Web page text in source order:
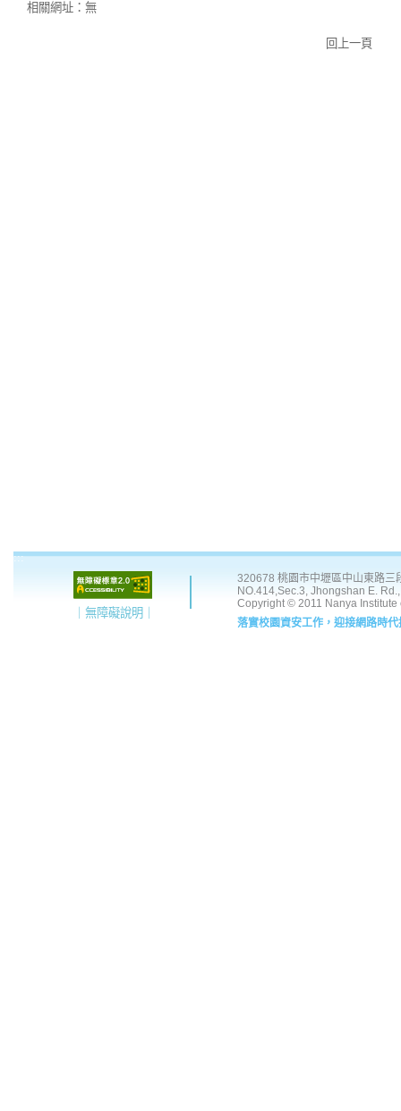
相關網址： 無
回上一頁
:::
｜無障礙說明｜
320678 桃園市中壢區中山東路
NO.414,Sec.3, Jhongshan E.
Copyright © 2011 Nanya Institute
落實校園資安工作，迎接網路